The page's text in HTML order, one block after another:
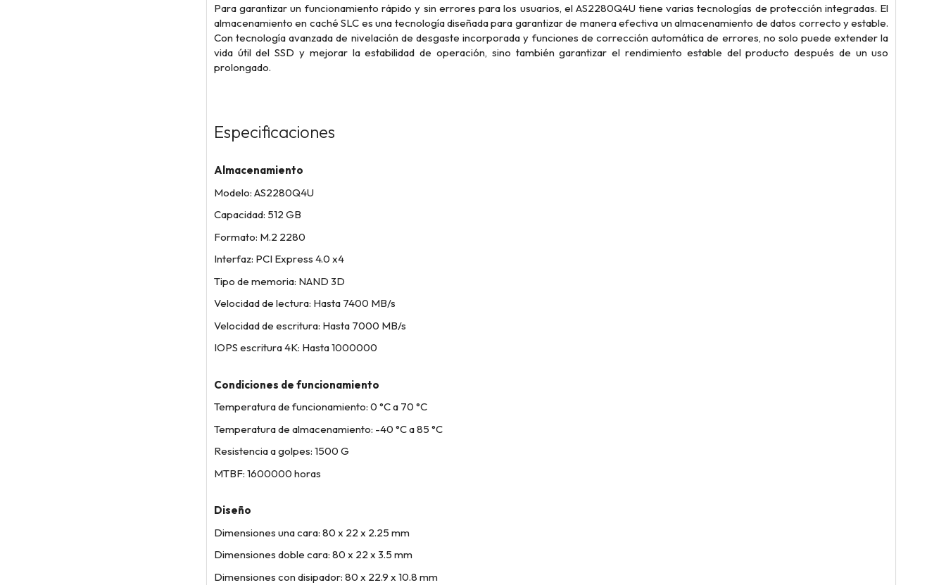
Para garantizar un funcionamiento rápido y sin errores para los usuarios, el AS2280Q4U tiene varias tecnologías de protección integradas. El
almacenamiento en caché SLC es una tecnología diseñada para garantizar de manera efectiva un almacenamiento de datos correcto y estable.
Con tecnología avanzada de nivelación de desgaste incorporada y funciones de corrección automática de errores, no solo puede extender la
vida útil del SSD y mejorar la estabilidad de operación, sino también garantizar el rendimiento estable del producto después de un uso
prolongado.
Especificaciones
Almacenamiento
Modelo: AS2280Q4U
Capacidad: 512 GB
Formato: M.2 2280
Interfaz: PCI Express 4.0 x4
Tipo de memoria: NAND 3D
Velocidad de lectura: Hasta 7400 MB/s
Velocidad de escritura: Hasta 7000 MB/s
IOPS escritura 4K: Hasta 1000000
Condiciones de funcionamiento
Temperatura de funcionamiento: 0 °C a 70 °C
Temperatura de almacenamiento: -40 °C a 85 °C
Resistencia a golpes: 1500 G
MTBF: 1600000 horas
Diseño
Dimensiones una cara: 80 x 22 x 2.25 mm
Dimensiones doble cara: 80 x 22 x 3.5 mm
Dimensiones con disipador: 80 x 22.9 x 10.8 mm